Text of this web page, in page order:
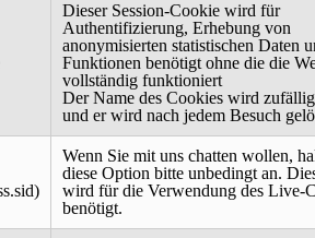
Alt
Dieser Session-Cookie wird für
Authentifizierung, Erhebung von
anonymisierten statistischen Daten
Funktionen benötigt ohne die die
vollständig funktioniert
Der Name des Cookies wird
und er wird nach jedem Besuch
Wenn Sie mit uns chatten wollen,
diese Option bitte unbedingt an.
wird für die Verwendung des Live-
benötigt.